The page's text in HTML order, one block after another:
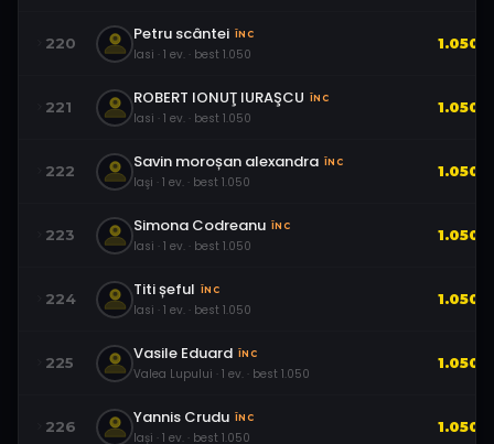
220 Petru scântei ÎNC
Iasi · 1 ev. · best 1.050
1.050
221 ROBERT IONUŢ IURAŞCU ÎNC
Iasi · 1 ev. · best 1.050
1.050
222 Savin moroșan alexandra ÎNC
Iaşi · 1 ev. · best 1.050
1.050
223 Simona Codreanu ÎNC
Iasi · 1 ev. · best 1.050
1.050
224 Titi șeful ÎNC
Iasi · 1 ev. · best 1.050
1.050
225 Vasile Eduard ÎNC
Valea Lupului · 1 ev. · best 1.050
1.050
226 Yannis Crudu ÎNC
Iași · 1 ev. · best 1.050
1.050